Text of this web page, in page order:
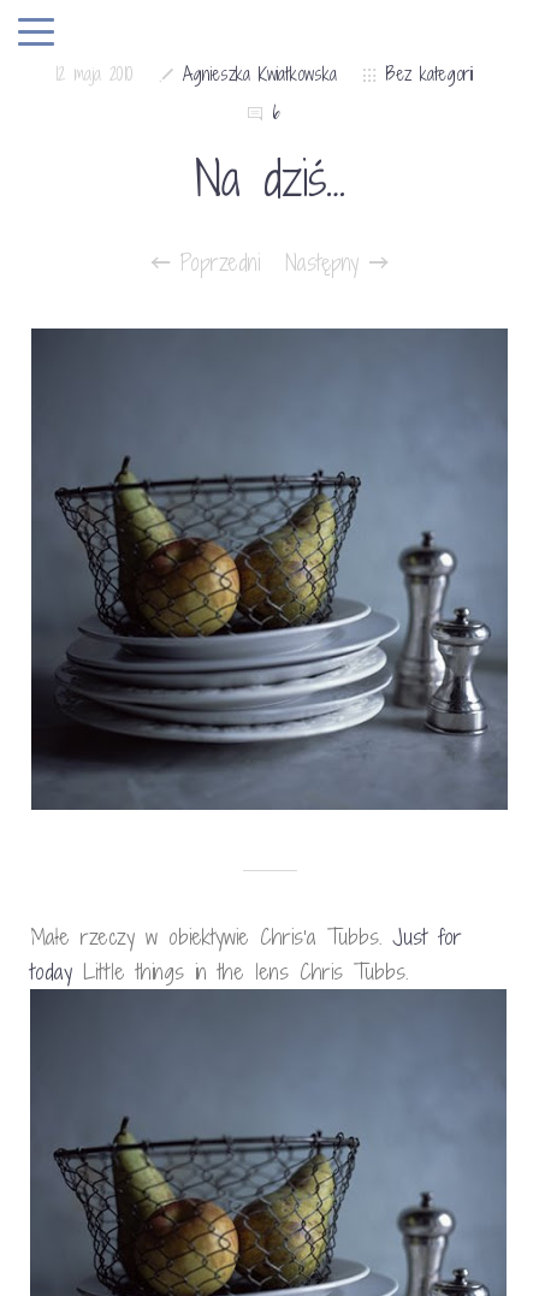
12 maja 2010 Agnieszka Kwiatkowska
Bez kategorii
6
Na dziś…
Poprzedni Następny
Małe rzeczy w obiektywie Chris’a Tubbs. Just for
today Little things in the lens Chris Tubbs.